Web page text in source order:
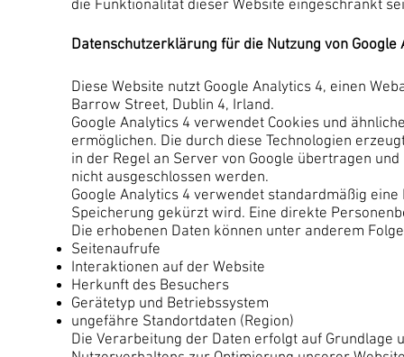
die Funktionalität dieser Website eingeschränkt
Datenschutzerklärung für die Nutzung von Google
Diese Website nutzt Google Analytics 4, einen
Barrow Street, Dublin 4, Irland.
Google Analytics 4 verwendet Cookies und
ermöglichen. Die durch diese Technologien
in der Regel an Server von Google übertragen
nicht ausgeschlossen werden.
Google Analytics 4 verwendet standardmäßig
Speicherung gekürzt wird. Eine direkte
Die erhobenen Daten können unter anderem
Seitenaufrufe
Interaktionen auf der Website
Herkunft des Besuchers
Gerätetyp und Betriebssystem
ungefähre Standortdaten (Region)
Die Verarbeitung der Daten erfolgt auf